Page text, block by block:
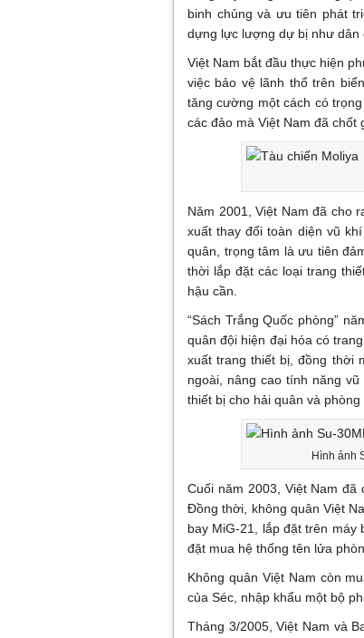
binh chủng và ưu tiên phát
dựng lực lượng dự bị như dân
Việt Nam bắt đầu thực hiện
việc bảo vệ lãnh thổ trên
tăng cường một cách có
các đảo mà Việt Nam đã chốt
Năm 2001, Việt Nam đã cho
xuất thay đổi toàn diện vũ
quân, trọng tâm là ưu tiên
thời lắp đặt các loại trang
hậu cần.
“Sách Trắng Quốc phòng”
quân đội hiện đại hóa có
xuất trang thiết bị, đồng thời
ngoài, nâng cao tính năng
thiết bị cho hải quân và
Hình ảnh
Cuối năm 2003, Việt Nam đã
Đồng thời, không quân Việt
bay MiG-21, lắp đặt trên máy
đặt mua hệ thống tên lửa
Không quân Việt Nam còn
của Séc, nhập khẩu một bộ
Tháng 3/2005, Việt Nam và